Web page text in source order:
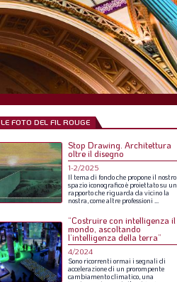
LE FOTO DEL FIL ROUGE
Stop Drawing. Architettura
oltre il disegno
1-2/2025
Il tema di fondoche proponeil nostro
spazioiconograficoè proiettatosu un
rapportoche riguarda da vicino la
nostra, comealtre professioni
“Costruire con intelligenza il
mondo, ascoltando
l’intelligenza della terra”
4/2024
Sono ricorrenti ormai i segnali di
accelerazionedi un prorompente
cambiamentoclimatico, una